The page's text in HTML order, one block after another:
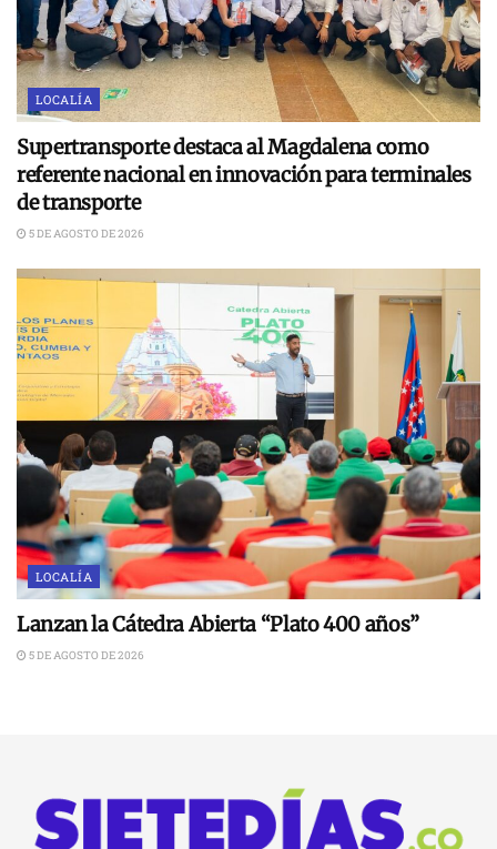
LOCALÍA
Supertransporte destaca al Magdalena como
referente nacional en innovación para terminales
de transporte
5 DE AGOSTO DE 2026
LOCALÍA
Lanzan la Cátedra Abierta “Plato 400 años”
5 DE AGOSTO DE 2026